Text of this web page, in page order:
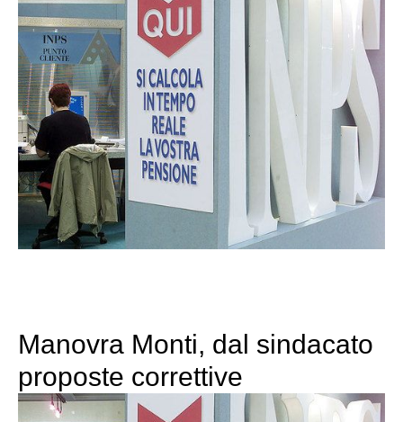
Manovra Monti, dal sindacato
proposte correttive